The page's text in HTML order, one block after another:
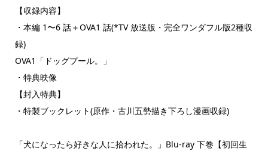
【収録内容】
・本編 1〜6 話＋OVA1 話(*TV 放送版・完全ワンダフル版2種収
録)
OVA1「ドッグプール。」
・特典映像
【封入特典】
・特製ブックレット(原作・古川五勢描き下ろし漫画収録)
「犬になったら好きな人に拾われた。」Blu-ray 下巻【初回生